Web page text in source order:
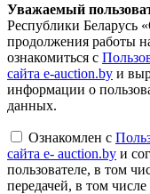
Уважаемый
Республики Беларусь
продолжения работы
ознакомиться с
сайта e-auction.by и
информации о
данных.
Ознакомлен с
сайта e- auction.by и
пользователе, в том
передачей, в том